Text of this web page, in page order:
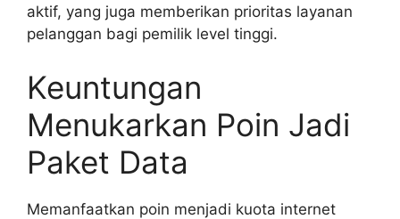
aktif, yang juga memberikan prioritas layanan
pelanggan bagi pemilik level tinggi.
Keuntungan
Menukarkan Poin Jadi
Paket Data
Memanfaatkan poin menjadi kuota internet